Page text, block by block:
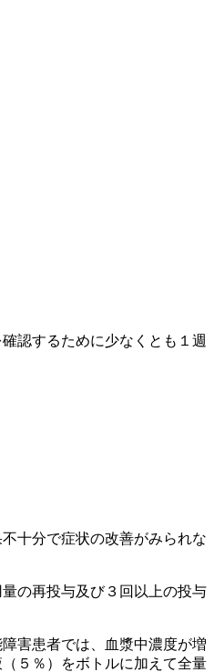
認するために少なくとも１週
十分で症状の改善がみられな
の再投与及び３回以上の投与
害患者では、血漿中濃度が増
５％）をボトルに加えて全量